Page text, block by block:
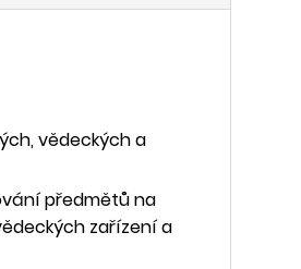
vědeckých a
předmětů na
zařízení a